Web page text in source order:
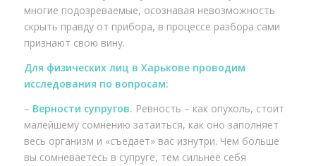
многие подозреваемые, осознавая невозможность
скрыть правду от прибора, в процессе разбора сами
признают свою вину.
Для физических лиц в Харькове проводим
исследования по вопросам:
– Верности супругов. Ревность – как опухоль, стоит
малейшему сомнению затаиться, как оно заполняет
весь организм и «съедает» вас изнутри. Чем больше
вы сомневаетесь в супруге, тем сильнее себя